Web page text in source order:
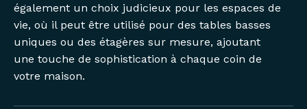
également un choix judicieux pour les espaces de
vie, où il peut être utilisé pour des tables basses
uniques ou des étagères sur mesure, ajoutant
une touche de sophistication à chaque coin de
votre maison.